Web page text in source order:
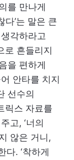
를 만나게
다’는 말은 큰
각하라고
로 흔들리지
을 편하게
안타를 치지
선수의
릭스 자료를
고, ‘너의
않은 거니,
다. ‘착하게